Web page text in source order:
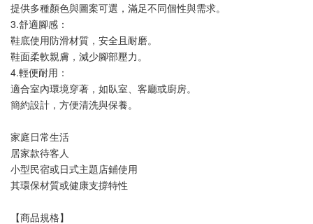
提供多種顏色與圖案可選，滿足不同個性與需求。
3.舒適腳感：
鞋底使用防滑材質，安全且耐磨。
鞋面柔軟親膚，減少腳部壓力。
4.輕便耐用：
適合室內環境穿著，如臥室、客廳或廚房。
簡約設計，方便清洗與保養。
家庭日常生活
居家款待客人
小型民宿或日式主題店鋪使用
其環保材質或健康支撐特性
【商品規格】